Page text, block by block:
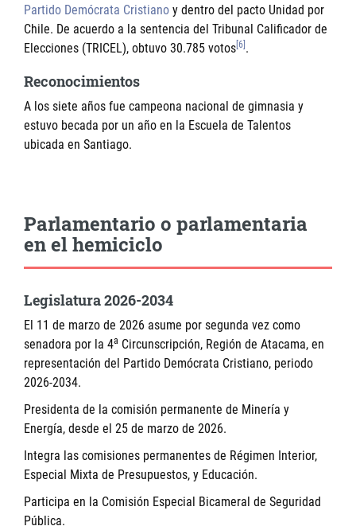
Partido Demócrata Cristiano y dentro del pacto Unidad por
Chile. De acuerdo a la sentencia del Tribunal Calificador de
Elecciones (TRICEL), obtuvo 30.785 votos [6] .
Reconocimientos
A los siete años fue campeona nacional de gimnasia y
estuvo becada por un año en la Escuela de Talentos
ubicada en Santiago.
Parlamentario o parlamentaria
en el hemiciclo
Legislatura 2026-2034
El 11 de marzo de 2026 asume por segunda vez como
senadora por la 4a Circunscripción, Región de Atacama, en
representación del Partido Demócrata Cristiano, periodo
2026-2034.
Presidenta de la comisión permanente de Minería y
Energía, desde el 25 de marzo de 2026.
Integra las comisiones permanentes de Régimen Interior,
Especial Mixta de Presupuestos, y Educación.
Participa en la Comisión Especial Bicameral de Seguridad
Pública.